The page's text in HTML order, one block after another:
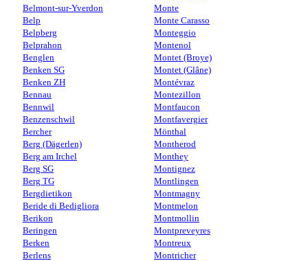
Belmont-sur-Yverdon
Belp
Belpberg
Belprahon
Benglen
Benken SG
Benken ZH
Bennau
Bennwil
Benzenschwil
Bercher
Berg (Dägerlen)
Berg am Irchel
Berg SG
Berg TG
Bergdietikon
Beride di Bedigliora
Berikon
Beringen
Berken
Berlens
Monte
Monte Carasso
Monteggio
Montenol
Montet (Broye)
Montet (Glâne)
Montévraz
Montezillon
Montfaucon
Montfavergier
Mönthal
Montherod
Monthey
Montignez
Montlingen
Montmagny
Montmelon
Montmollin
Montpreveyres
Montreux
Montricher